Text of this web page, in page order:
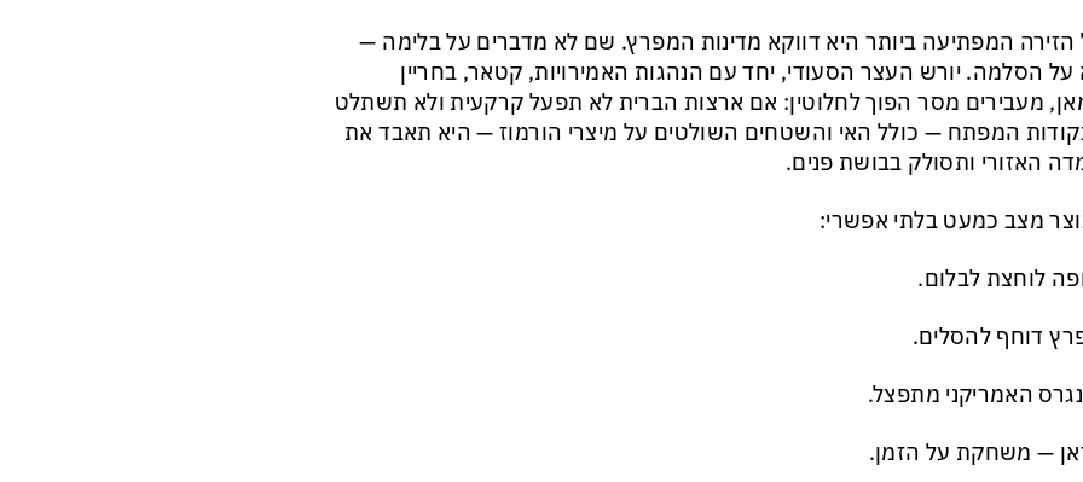
הזירה המפתיעה ביותר היא דווקא מדינות המפרץ. שם לא מדברים על בלימה —
על הסלמה. יורש העצר הסעודי, יחד עם הנהגות האמירויות, קטאר, בחריין
מעבירים מסר הפוך לחלוטין: אם ארצות הברית לא תפעל קרקעית ולא תשתלט
המפתח — כולל האי והשטחים השולטים על מיצרי הורמוז — היא תאבד את
האזורי ותסולק בבושת פנים.
מצב כמעט בלתי אפשרי:
לוחצת לבלום.
דוחף להסלים.
האמריקני מתפצל.
— משחקת על הזמן.